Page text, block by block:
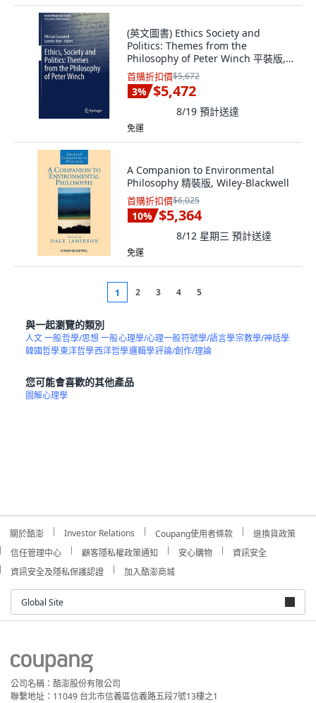
(英文圖書) Ethics Society and
Politics: Themes from the
Philosophy of Peter Winch 平裝版,
Springer, 英文
首購折扣價$5,672
3% $5,472
8/19 預計送達
免運
A Companion to Environmental
Philosophy 精裝版, Wiley-Blackwell
首購折扣價$6,025
10% $5,364
8/12 星期三 預計送達
免運
1 2 3 4 5
與一起瀏覽的類別
人文 一般哲學/思想 一般心理學/心理一般符號學/語言學宗教學/神話學
韓國哲學東洋哲學西洋哲學邏輯學評論/創作/理論
您可能會喜歡的其他產品
圖解心理學
關於酷澎 Investor Relations Coupang使用者條款
退換貨政策
信任管理中心
顧客隱私權政策通知 安心購物
資訊安全
資訊安全及隱私保護認證
加入酷澎商城
Global Site
公司名稱：酷澎股份有限公司
聯繫地址：11049 台北市信義區信義路五段7號13樓之1